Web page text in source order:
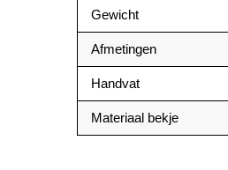
Gewicht
Afmetingen
Handvat
Materiaal bekje